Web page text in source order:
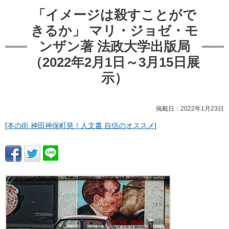
「イメージは殺すことがで
きるか」 マリ・ジョゼ・モ
ンザン著 法政大学出版局
（2022年2月1日～3月15日展
示）
掲載日：2022年1月23日
[本の街 神田神保町発！人文書 自信のオススメ]